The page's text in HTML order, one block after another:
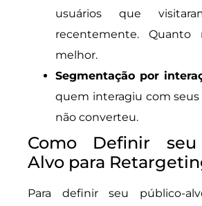
usuários que
recentemente. Quanto
melhor.
Segmentação por
quem interagiu com seus
não converteu.
Como Definir
Alvo para
Para definir seu público-